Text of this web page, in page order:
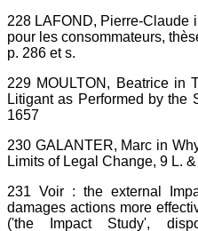
228 LAFOND, Pierre-Claude
pour les consommateurs,
p. 286 et s.
229 MOULTON, Beatrice in
Litigant as Performed by the
1657
230 GALANTER, Marc in
Limits of Legal Change, 9 L.
231 Voir : the external
damages actions more
('the Impact Study',